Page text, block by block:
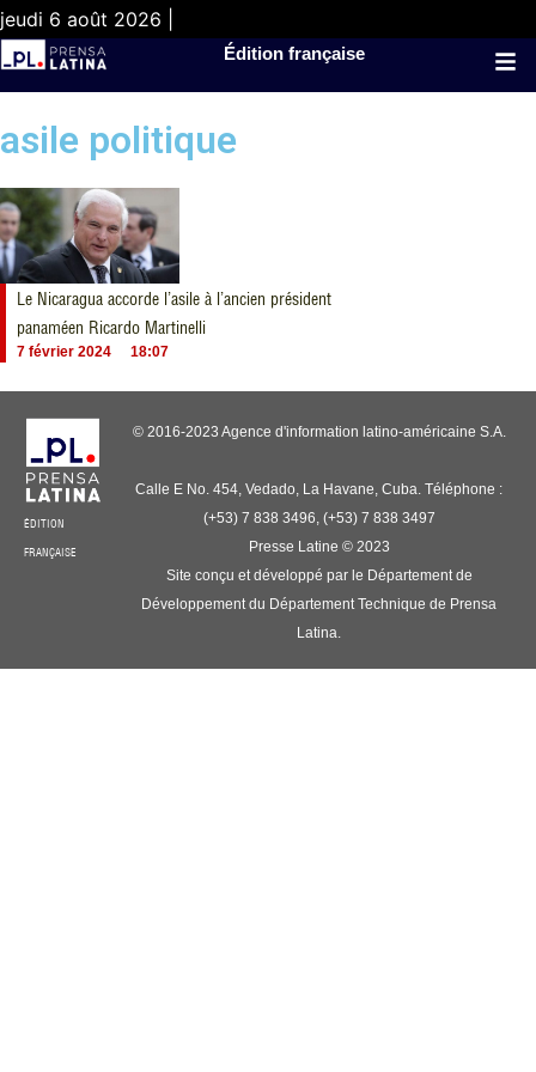
jeudi 6 août 2026 |
Édition française
asile politique
Le Nicaragua accorde l’asile à l’ancien président
panaméen Ricardo Martinelli
7 février 2024 18:07
ÉDITION
FRANÇAISE
© 2016-2023 Agence d'information latino-américaine S.A.
Calle E No. 454, Vedado, La Havane, Cuba. Téléphone :
(+53) 7 838 3496, (+53) 7 838 3497
Presse Latine © 2023
Site conçu et développé par le Département de
Développement du Département Technique de Prensa
Latina.